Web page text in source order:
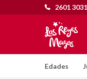
Edades
2601